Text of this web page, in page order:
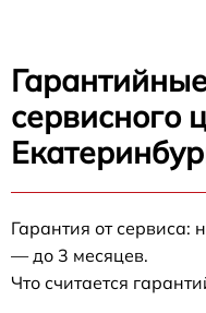
сервисного
Гарантия от сервиса:
— до 3 месяцев.
Что считается